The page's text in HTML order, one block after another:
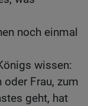
noch einmal
wissen:
Frau, zum
geht, hat